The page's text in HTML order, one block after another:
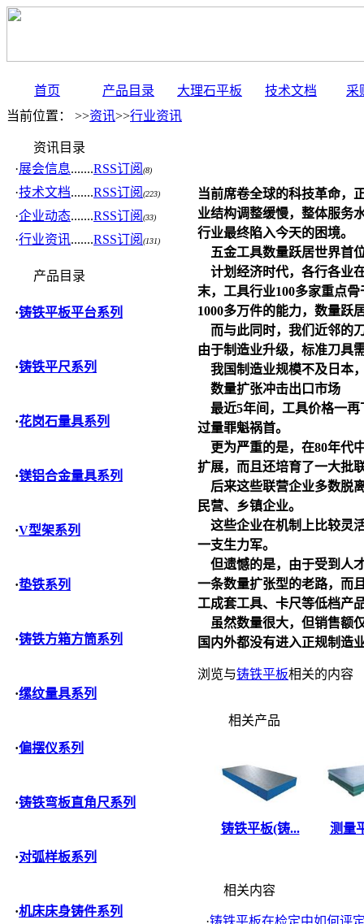
首页 产品目录 大理石平板 技术文档
采
当前位置： >>资讯>>行业资讯
资讯目录
·展会信息.......RSS订阅 (8)
·技术文档.......RSS订阅 (223)
·企业动态.......RSS订阅 (33)
·行业资讯.......RSS订阅 (131)
产品目录
·铸铁平板平台系列
·铸铁平尺系列
·花岗石量具系列
·镁铝合金量具系列
·V型架系列
·垫铁系列
·铸铁方箱方筒系列
·缧纹量具系列
·偏摆仪系列
·铸铁弯板直角尺系列
·对弧样板系列
·机床床身铸件系列
当前席卷全球的科技革命，
业结构调整缓慢，整体服务
行业最终陷入今天的困境。
五金工具数量跃居世界首
计划经济时代，各行各业
末，工具行业100多家重点
1000多万件的能力，数量跃
而与此同时，我们近邻的
由于制造业升级，标准刀具
我国制造业规模不及日本
数量扩张冲击出口市场
最近5年间，工具价格一再
过量罪魁祸首。
更为严重的是，在80年代
扩展，而且还培育了一大批
后来这些联营企业多数脱
民营、乡镇企业。
这些企业在机制上比较灵
一支生力军。
但遗憾的是，由于受到人
一条数量扩张型的老路，而
工成套工具、卡尺等低档产
虽然数量很大，但销售额
国内外都没有进入正规制造
浏览与铸铁平板相关的内容
相关产品
铸铁平板(铸... 测量
相关内容
·铸铁平板在检定中如何评